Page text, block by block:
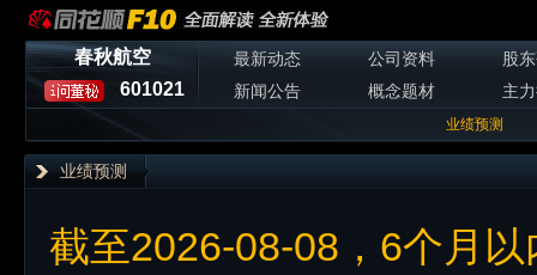
春秋航空
601021
最新动态 公司资料
股
新闻公告
概念题材 主
业绩预测
业绩预测
截至2026-08-08，6个月